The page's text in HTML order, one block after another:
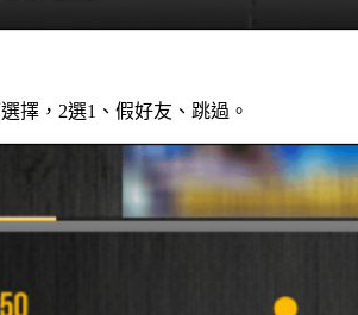
擇，2選1、假好友、跳過。